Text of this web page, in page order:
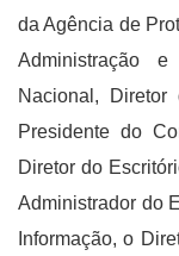
da Agência de
Administração
Nacional,
Presidente do
Diretor do
Administrador do
Informação, o